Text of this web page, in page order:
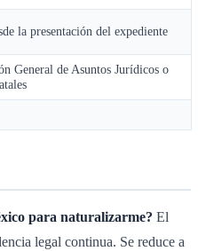
la presentación del expediente
General de Asuntos Jurídicos o
para naturalizarme? El
legal continua. Se reduce a